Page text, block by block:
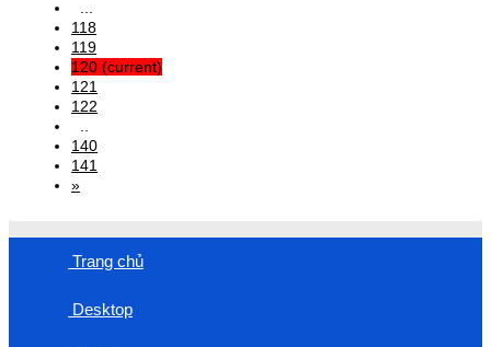
...
118
119
120 (current)
121
122
..
140
141
»
Trang chủ
Desktop